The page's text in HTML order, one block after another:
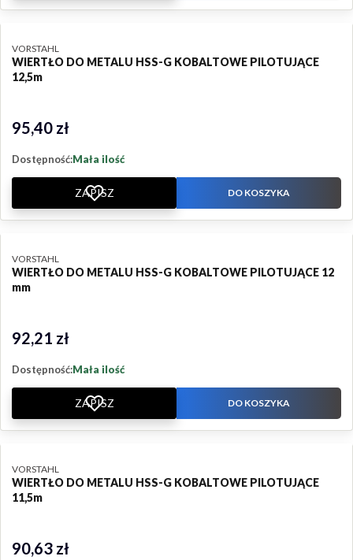
WIERTŁO DO METALU HSS-G KOBALTOWE PILOTUJĄCE
12,5m
PRODUCENT
VORSTAHL
Cena
95,40 zł
Dostępność:Mała ilość
ZAPISZ DO KOSZYKA
WIERTŁO DO METALU HSS-G KOBALTOWE PILOTUJĄCE 12
mm
PRODUCENT
VORSTAHL
Cena
92,21 zł
Dostępność:Mała ilość
ZAPISZ DO KOSZYKA
WIERTŁO DO METALU HSS-G KOBALTOWE PILOTUJĄCE
11,5m
PRODUCENT
VORSTAHL
Cena
90,63 zł